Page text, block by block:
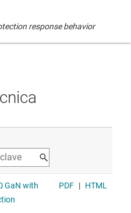
response behavior